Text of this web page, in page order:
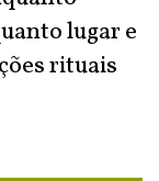
lugar e
rituais